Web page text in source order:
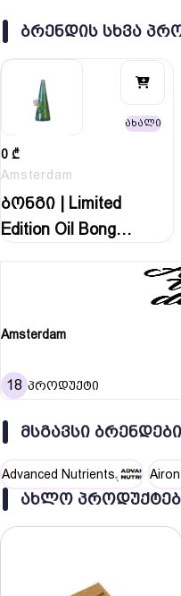
ᲑᲠᲔᲜᲓᲘᲡ ᲡᲮᲕᲐ
ახალი
0 ₾
Amsterdam
ბონგი | Limited
Edition Oil Bong…
Amsterdam
18 პროდუქტი
ᲛᲡᲒᲐᲕᲡᲘ ᲑᲠᲔᲜᲓᲔᲑᲘ
Advanced Nutrients
ᲐᲮᲚᲝ